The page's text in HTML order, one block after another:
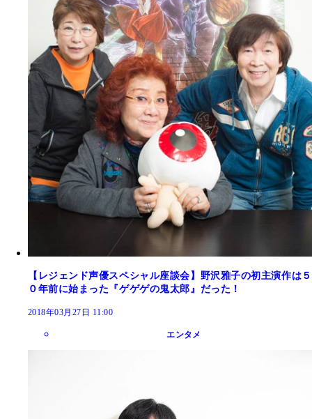
【レジェンド声優スペシャル座談会】野沢雅子の初主演作は５
０年前に始まった『ゲゲゲの鬼太郎』だった！
2018年03月27日 11:00
エンタメ